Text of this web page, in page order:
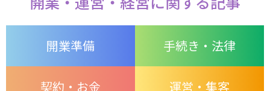
開業準備 手続き・法律
契約・お金 運営・集客